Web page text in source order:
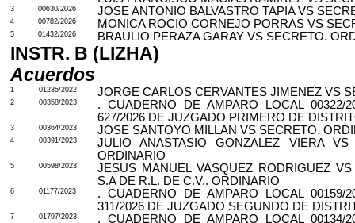
3 00630/2026 JOSE ANTONIO BALVASTRO TAPIA VS
4 00782/2026 MONICA ROCIO CORNEJO PORRAS VS
5 01432/2026 BRAULIO PERAZA GARAY VS SECRETO.
INSTR. B (LIZHA)
Acuerdos
1 01235/2022 JORGE CARLOS CERVANTES JIMENEZ VS
2 00358/2023
. CUADERNO DE AMPARO LOCAL 00322/
627/2026 DE JUZGADO PRIMERO DE
3 00364/2023 JOSE SANTOYO MILLAN VS SECRETO.
4 00391/2023
JULIO ANASTASIO GONZALEZ VIERA
ORDINARIO
5 00598/2023
JESUS MANUEL VASQUEZ RODRIGUEZ
S.A DE R.L. DE C.V.. ORDINARIO
6 01177/2023
. CUADERNO DE AMPARO LOCAL 00159/
311/2026 DE JUZGADO SEGUNDO DE
7 01797/2023
. CUADERNO DE AMPARO LOCAL 00134/